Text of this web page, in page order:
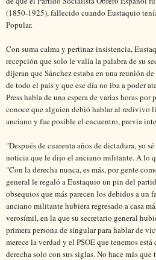
(1850-1925), fallecido cuando Eustaquio
Popular.
Con suma calma y pertinaz insistencia,
recepción que solo le valía la palabra de su
dijeran que Sánchez estaba en una reunión
de todo el país y que ese día no iba a poder
Press habla de una espera de varias horas por
conoce que alguien debió hablar al redivivo
anciano y fue posible el encuentro, previa
"Después de cuarenta años de dictadura, yo
noticia que le dijo el anciano militante. A lo
"Con la derecha nunca, es más, por gente
general le regaló a Eustaquio un pin del
obsequios que más parecen los debidos a un
anciano militante hubiera regresado a casa
verosímil, en la que su secretario general
primera persona de singular para hablar de
merece la verdad y el PSOE que tenemos
derecha solo con sus siglas. No hace más